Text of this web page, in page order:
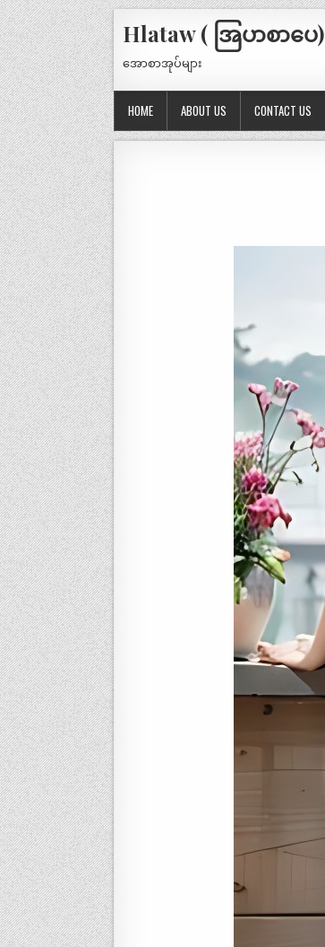
Hlataw ( အြပာစာပေ)
အောစာအုပ်များ
HOME ABOUT US CONTACT US